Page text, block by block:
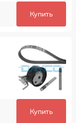
Купить
Купить